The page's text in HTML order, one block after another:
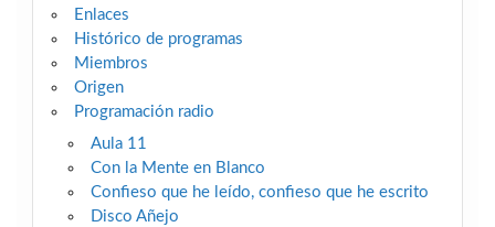
Enlaces
Histórico de programas
Miembros
Origen
Programación radio
Aula 11
Con la Mente en Blanco
Confieso que he leído, confieso que he escrito
Disco Añejo